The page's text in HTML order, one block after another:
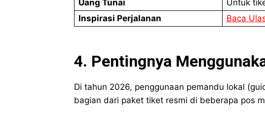
Uang Tunai
Untuk
Inspirasi Perjalanan
Baca
4. Pentingnya
Di tahun 2026, penggunaan pemandu lokal
bagian dari paket tiket resmi di beberapa pos